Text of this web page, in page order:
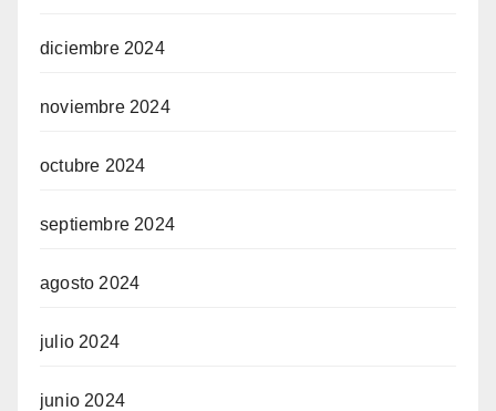
diciembre 2024
noviembre 2024
octubre 2024
septiembre 2024
agosto 2024
julio 2024
junio 2024